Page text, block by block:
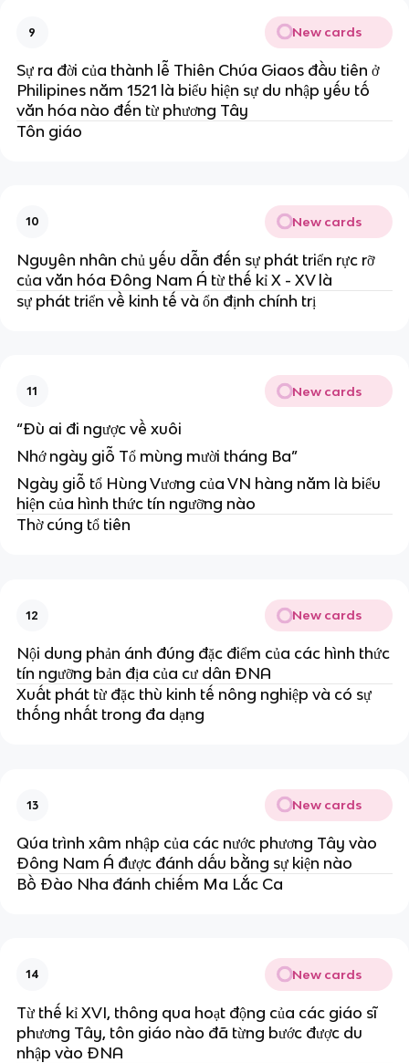
9 New cards
Sự ra đời của thành lễ Thiên Chúa Giaos đầu tiên ở
Philipines năm 1521 là biểu hiện sự du nhập yếu tố
văn hóa nào đến từ phương Tây
Tôn giáo
10 New cards
Nguyên nhân chủ yếu dẫn đến sự phát triển rực rỡ
của văn hóa Đông Nam Á từ thế kỉ X - XV là
sự phát triển về kinh tế và ổn định chính trị
11 New cards
“Đù ai đi ngược về xuôi
Nhớ ngày giỗ Tổ mùng mười tháng Ba”
Ngày giỗ tổ Hùng Vương của VN hàng năm là biểu
hiện của hình thức tín ngưỡng nào
Thờ cúng tổ tiên
12 New cards
Nội dung phản ánh đúng đặc điểm của các hình thức
tín ngưỡng bản địa của cư dân ĐNA
Xuất phát từ đặc thù kinh tế nông nghiệp và có sự
thống nhất trong đa dạng
13 New cards
Qúa trình xâm nhập của các nước phương Tây vào
Đông Nam Á được đánh dấu bằng sự kiện nào
Bồ Đào Nha đánh chiếm Ma Lắc Ca
14 New cards
Từ thế kỉ XVI, thông qua hoạt động của các giáo sĩ
phương Tây, tôn giáo nào đã từng bước được du
nhập vào ĐNA